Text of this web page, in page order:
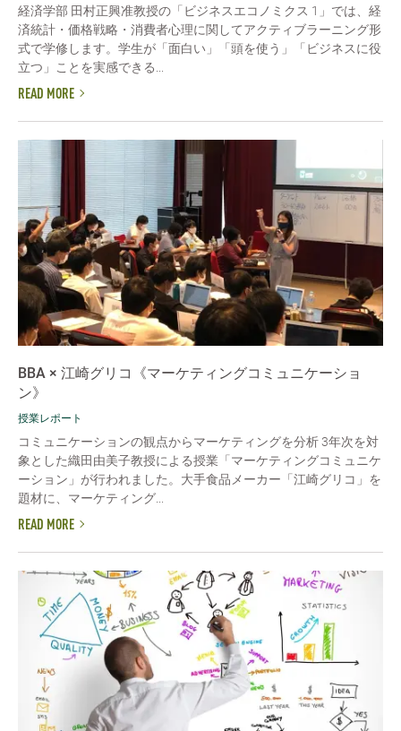
経済学部 田村正興准教授の「ビジネスエコノミクス 1」では、経
済統計・価格戦略・消費者心理に関してアクティブラーニング形
式で学修します。学生が「面白い」「頭を使う」「ビジネスに役
立つ」ことを実感できる...
READ MORE
BBA × 江崎グリコ《マーケティングコミュニケーショ
ン》
授業レポート
コミュニケーションの観点からマーケティングを分析 3年次を対
象とした織田由美子教授による授業「マーケティングコミュニケ
ーション」が行われました。大手食品メーカー「江崎グリコ」を
題材に、マーケティング...
READ MORE